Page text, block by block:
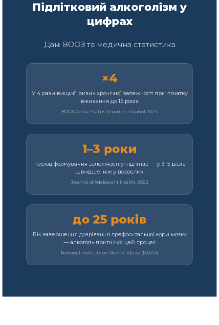
Підлітковий алкоголізм у
цифрах
Дані ВООЗ та медична статистика
×4
У 4 рази вищий ризик хронічної залежності при початку
вживання до 15 років
ВООЗ, Global Status Report on Alcohol 2024
1–3 роки
Період формування залежності у підлітків — у 3–5 разів
швидше, ніж у дорослих
Journal of Adolescent Health, 2022
до 25 років
Вік завершення дозрівання префронтальної кори мозку
— алкоголь пригнічує цей процес
National Institute on Alcohol Abuse (NIAAA)